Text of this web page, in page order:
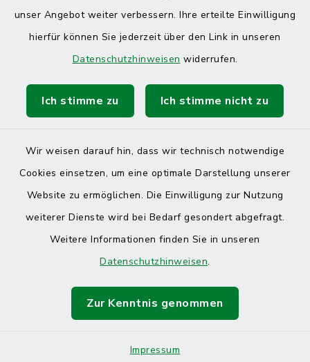
unser Angebot weiter verbessern. Ihre erteilte Einwilligung
hierfür können Sie jederzeit über den Link in unseren
Datenschutzhinweisen widerrufen.
Ich stimme zu Ich stimme nicht zu
Wir weisen darauf hin, dass wir technisch notwendige
Cookies einsetzen, um eine optimale Darstellung unserer
Website zu ermöglichen. Die Einwilligung zur Nutzung
weiterer Dienste wird bei Bedarf gesondert abgefragt.
Weitere Informationen finden Sie in unseren
Datenschutzhinweisen.
Zur Kenntnis genommen
Impressum
Kontakt
Datenschutz
Impressum
Sitemap
Cookie-Einstellungen